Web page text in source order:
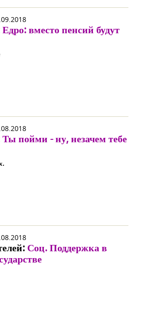
Едро: вместо пенсий будут
Ты пойми - ну, незачем тебе
Соц. Поддержка в